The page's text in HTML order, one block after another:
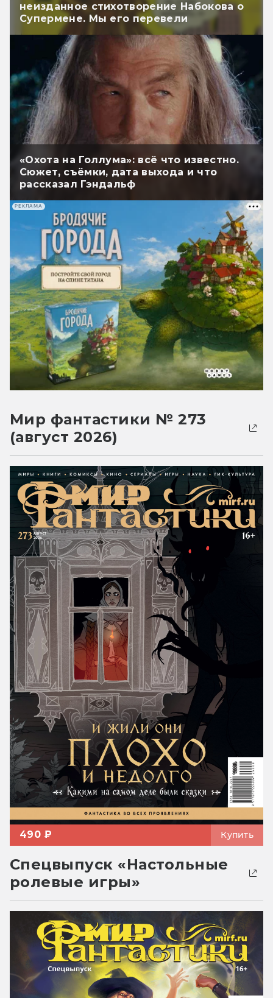
неизданное стихотворение Набокова о
Супермене. Мы его перевели
«Охота на Голлума»: всё что известно.
Сюжет, съёмки, дата выхода и что
рассказал Гэндальф
РЕКЛАМА
Мир фантастики № 273
(август 2026)
490 ₽ Купить
Спецвыпуск «Настольные
ролевые игры»